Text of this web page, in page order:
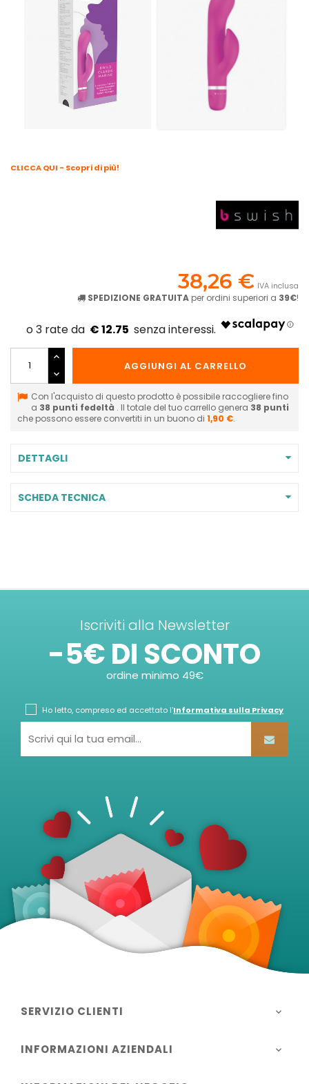
CLICCA QUI - Scopri di più!
38,26 € IVA inclusa
SPEDIZIONE GRATUITA per ordini superiori a 39€!
€ 12.75
AGGIUNGI AL CARRELLO
Con l'acquisto di questo prodotto è possibile raccogliere fino
a 38 punti fedeltà . Il totale del tuo carrello genera 38 punti
che possono essere convertiti in un buono di 1,90 €.
DETTAGLI
SCHEDA TECNICA
Iscriviti alla Newsletter
-5€ DI SCONTO
ordine minimo 49€
Ho letto, compreso ed accettato l'Informativa sulla Privacy
SERVIZIO CLIENTI 
INFORMAZIONI AZIENDALI 